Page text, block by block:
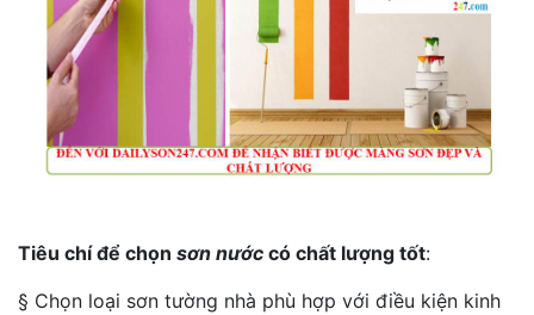
Tiêu chí để chọn sơn nước có chất lượng tốt:
§ Chọn loại sơn tường nhà phù hợp với điều kiện kinh